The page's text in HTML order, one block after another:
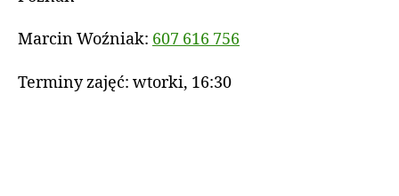
Marcin Woźniak: 607 616 756
Terminy zajęć: wtorki, 16:30